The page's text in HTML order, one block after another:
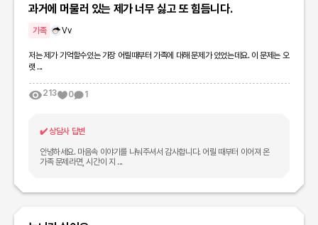
과거에 머물러 있는 제가 너무 싫고 또 힘듬니다.
가족 Vv
저는 제가 기억할수있는 가장 어릴때부터 가족에 대해 문제가 있었는데요. 이 문제는 오
랫 ...
213 0 1
✔️상담사 답변
안녕하세요. 마음속 이야기를 나눠주셔서 감사합니다. 어릴 때부터 이어져 온
가족 문제라면, 시간이 지 ...